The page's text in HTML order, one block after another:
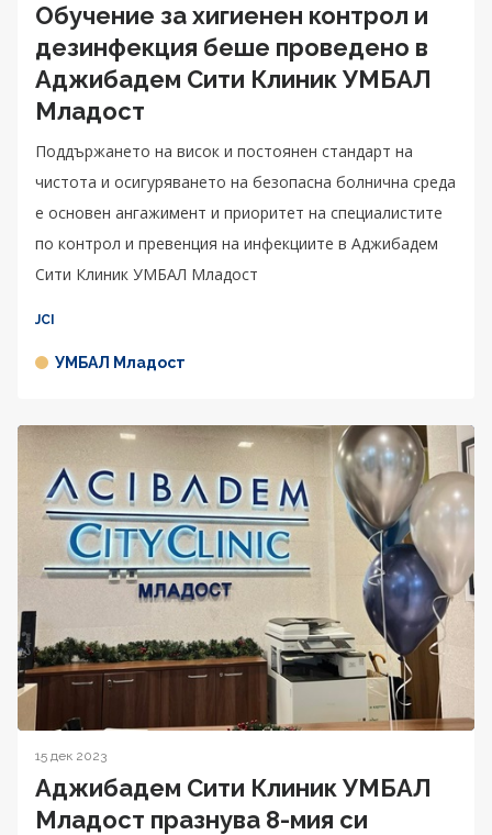
Обучение за хигиенен контрол и
дезинфекция беше проведено в
Аджибадем Сити Клиник УМБАЛ
Младост
Поддържането на висок и постоянен стандарт на
чистота и осигуряването на безопасна болнична среда
е основен ангажимент и приоритет на специалистите
по контрол и превенция на инфекциите в Аджибадем
Сити Клиник УМБАЛ Младост
JCI
УМБАЛ Младост
15 дек 2023
Аджибадем Сити Клиник УМБАЛ
Младост празнува 8-мия си